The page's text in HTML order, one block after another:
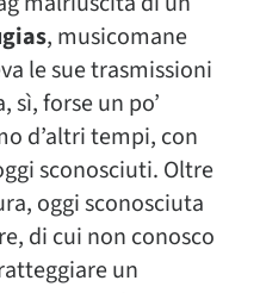
, musicomane
le sue trasmissioni
sì, forse un po’
d’altri tempi, con
sconosciuti. Oltre
oggi sconosciuta
di cui non conosco
un